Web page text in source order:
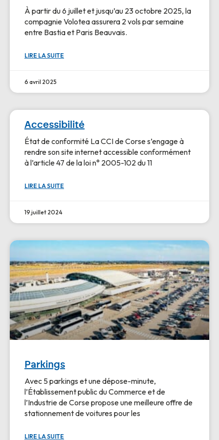
À partir du 6 juillet et jusqu’au 23 octobre 2025, la
compagnie Volotea assurera 2 vols par semaine
entre Bastia et Paris Beauvais.
LIRE LA SUITE
6 avril 2025
Accessibilité
État de conformité La CCI de Corse s’engage à
rendre son site internet accessible conformément
à l’article 47 de la loi n° 2005-102 du 11
LIRE LA SUITE
19 juillet 2024
Parkings
Avec 5 parkings et une dépose-minute,
l’Établissement public du Commerce et de
l’Industrie de Corse propose une meilleure offre de
stationnement de voitures pour les
LIRE LA SUITE